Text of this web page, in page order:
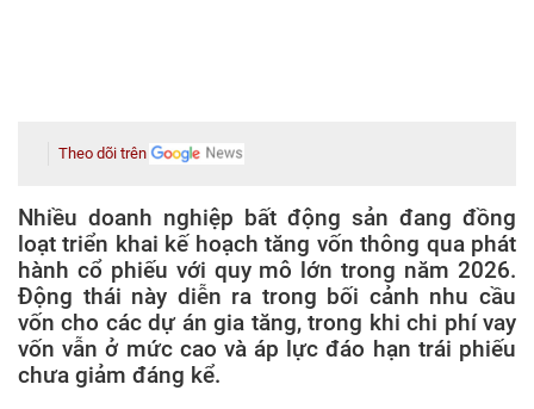
Theo dõi trên
Nhiều doanh nghiệp bất động sản đang đồng
loạt triển khai kế hoạch tăng vốn thông qua phát
hành cổ phiếu với quy mô lớn trong năm 2026.
Động thái này diễn ra trong bối cảnh nhu cầu
vốn cho các dự án gia tăng, trong khi chi phí vay
vốn vẫn ở mức cao và áp lực đáo hạn trái phiếu
chưa giảm đáng kể.